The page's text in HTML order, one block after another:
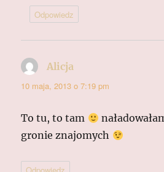
Odpowiedz
Alicja
10 maja, 2013 o 7:19 pm
To tu, to tam
gronie znajomych